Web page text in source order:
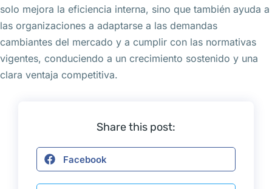
solo mejora la eficiencia interna, sino que también ayuda a
las organizaciones a adaptarse a las demandas
cambiantes del mercado y a cumplir con las normativas
vigentes, conduciendo a un crecimiento sostenido y una
clara ventaja competitiva.
Share this post:
Facebook